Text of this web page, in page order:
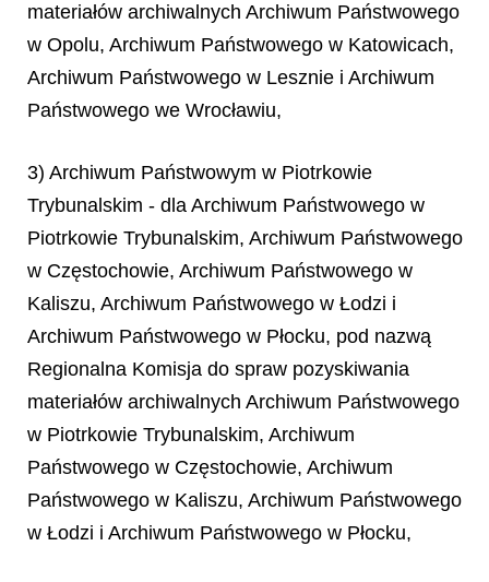
materiałów archiwalnych Archiwum Państwowego
w Opolu, Archiwum Państwowego w Katowicach,
Archiwum Państwowego w Lesznie i Archiwum
Państwowego we Wrocławiu,
3) Archiwum Państwowym w Piotrkowie
Trybunalskim - dla Archiwum Państwowego w
Piotrkowie Trybunalskim, Archiwum Państwowego
w Częstochowie, Archiwum Państwowego w
Kaliszu, Archiwum Państwowego w Łodzi i
Archiwum Państwowego w Płocku, pod nazwą
Regionalna Komisja do spraw pozyskiwania
materiałów archiwalnych Archiwum Państwowego
w Piotrkowie Trybunalskim, Archiwum
Państwowego w Częstochowie, Archiwum
Państwowego w Kaliszu, Archiwum Państwowego
w Łodzi i Archiwum Państwowego w Płocku,